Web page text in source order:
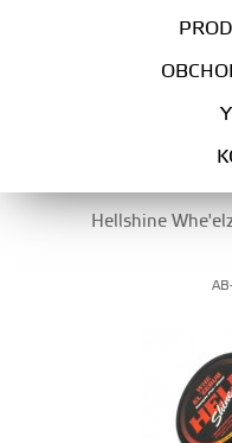
ČISTIČE NA
Hellshine